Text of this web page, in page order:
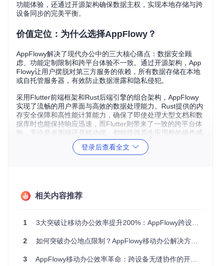
功能体验，还通过开源架构确保数据主权，实现本地存储与跨
设备同步的完美平衡。
价值定位：为什么选择AppFlowy？
AppFlowy解决了现代办公中的三大核心痛点：数据安全顾
虑、功能定制限制和跨平台体验不一致。通过开源架构，App
Flowy让用户摆脱对第三方服务的依赖，所有数据存储在本地
或自托管服务器，有效防止数据泄露和隐私侵犯。
采用Flutter前端框架和Rust后端引擎的组合架构，AppFlowy
实现了流畅的用户界面与高效的数据处理能力。Rust提供的内
存安全保障和高性能计算能力，确保了即使处理大型文档和数
据库时也能保持响应迅速，而Flutter则带来了一致的跨平台体
验，无论是桌面端还是移动端，都能提供原生应用般的操作感
构保障离线可用。
是普通用户还是开发人员，都能找到适合自己的安装方式。
登录后查看全文
相关内容推荐
1 3大突破让移动办公效率提升200%：AppFlowy跨设备协作全攻略
2 如何突破办公地点限制？AppFlowy移动办公解决方案全解析
3 AppFlowy移动办公效率革命：跨设备无缝协作的开源解决方案